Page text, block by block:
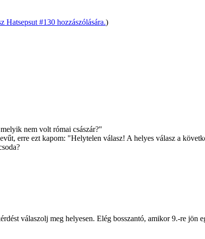
Hatsepsut #130 hozzászólására.)
nem volt római császár?"
erre ezt kapom: "Helytelen válasz! A helyes válasz a
válaszolj meg helyesen. Elég bosszantó, amikor 9.-re jön